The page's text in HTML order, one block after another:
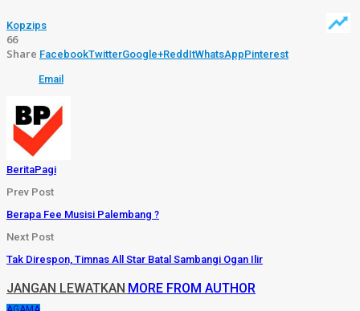
Kopzips
66
Share FacebookTwitterGoogle+ReddItWhatsAppPinterest
Email
BeritaPagi
Prev Post
Berapa Fee Musisi Palembang ?
Next Post
Tak Direspon, Timnas All Star Batal Sambangi Ogan Ilir
JANGAN LEWATKAN MORE FROM AUTHOR